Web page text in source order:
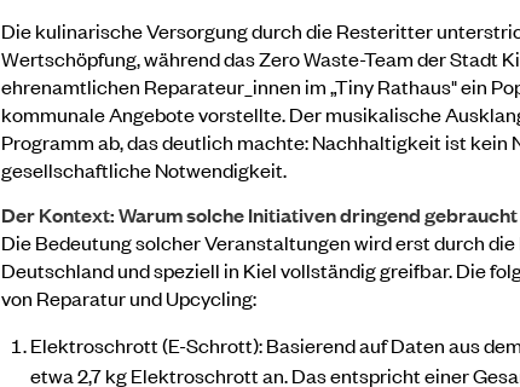
Die kulinarische Versorgung durch die Resteritter
Wertschöpfung, während das Zero Waste-Team der Stadt
ehrenamtlichen Reparateur_innen im „Tiny Rathaus" ein
kommunale Angebote vorstellte. Der musikalische
Programm ab, das deutlich machte: Nachhaltigkeit ist kein
gesellschaftliche Notwendigkeit.
Der Kontext: Warum solche Initiativen dringend
Die Bedeutung solcher Veranstaltungen wird erst durch
Deutschland und speziell in Kiel vollständig greifbar. Die
von Reparatur und Upcycling:
Elektroschrott (E-Schrott): Basierend auf Daten aus
etwa 2,7 kg Elektroschrott an. Das entspricht einer